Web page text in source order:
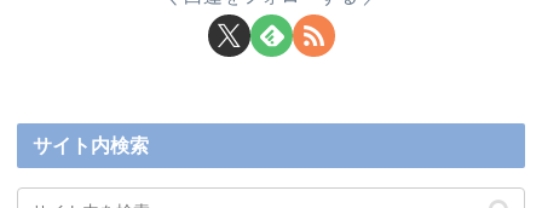
サイト内検索